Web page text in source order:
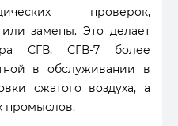
проверок,
замены. Это делает
СГВ, СГВ-7 более
в обслуживании в
сжатого воздуха, а
промыслов.